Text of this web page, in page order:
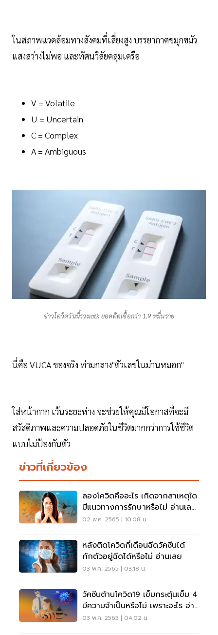
ในสภาพแวดล้อมทางสังคมที่เสี่ยงสูง บรรยากาศขมุกขมัว
แสงสว่างไม่พอ และทัศนวิสัยคลุมเครือ
V = Volatile
U = Uncertain
C = Complex
A = Ambiguous
ข่าวโควิดวันนี้รวมatk ยอดติดเชื้อกว่า 1.9 หมื่นราย
นี่คือ VUCA ของจริง ท่ามกลาง"ตัวเลขในม่านหมอก"
ใส่หน้ากาก เว้นระยะห่าง จะช่วยให้คุณมีโอกาสที่จะมี
สวัสดิภาพและความปลอดภัยในชีวิตมากกว่าการใช้ชีวิต
แบบไม่ป้องกันตัว
ข่าวที่เกี่ยวข้อง
ลองโควิดคืออะไร เกิดจากสาเหตุใด
มีแนวทางการรักษาหรือไม่ อ่านเลย
ที่นี่
02 พ.ค. 2565 | 10:08 น.
หลังติดโควิดกี่เดือนฉีดวัคซีนได้
กักตัวอยู่ฉีดได้หรือไม่ อ่านเลย
03 พ.ค. 2565 | 03:18 น.
วัคซีนต้านโควิด19 เข็มกระตุ้นเข็ม 4
มีความจำเป็นหรือไม่ เพราะอะไร อ่าน
เลย
03 พ.ค. 2565 | 04:02 น.